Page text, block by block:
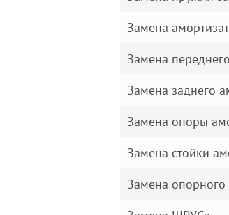
Замена
Замена
Замена заднего
Замена опоры
Замена стойки
Замена